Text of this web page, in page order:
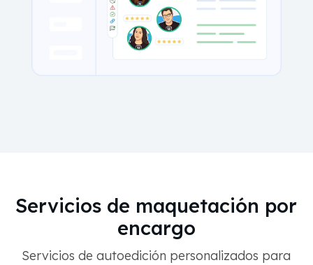
Servicios de maquetación por
encargo
Servicios de autoedición personalizados para